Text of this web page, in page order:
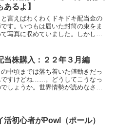
あるよ】
言えばわくわくドキドキ配当金の
す。いつもは届いた封筒の束をま
て写真に収めていました。しかし今
算の資料がペーパーレス化されて
ムになったのであまり映...
当株購入：２２年３月編
の中頃までは落ち着いた値動きだっ
ですけどね……。どうしてこうなっ
でしょうか。世界情勢が読めなさす
０５８ 三菱商事８３...
活初心者がPowl（ポール）